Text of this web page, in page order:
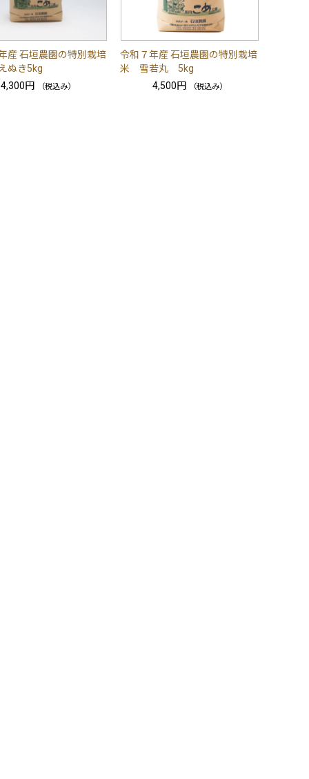
産 石垣農園の特別栽培
ぬき5kg
4,300円
（税込み）
令和７年産 石垣農園の特別栽培
米 雪若丸 5kg
4,500円
（税込み）